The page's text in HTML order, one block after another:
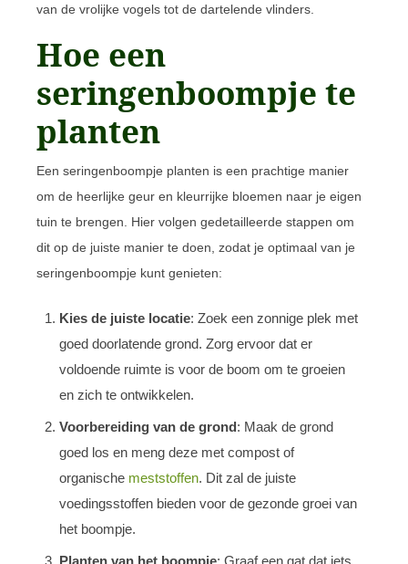
van de vrolijke vogels tot de dartelende vlinders.
Hoe een
seringenboompje te
planten
Een seringenboompje planten is een prachtige manier
om de heerlijke geur en kleurrijke bloemen naar je eigen
tuin te brengen. Hier volgen gedetailleerde stappen om
dit op de juiste manier te doen, zodat je optimaal van je
seringenboompje kunt genieten:
Kies de juiste locatie: Zoek een zonnige plek met
goed doorlatende grond. Zorg ervoor dat er
voldoende ruimte is voor de boom om te groeien
en zich te ontwikkelen.
Voorbereiding van de grond: Maak de grond
goed los en meng deze met compost of
organische meststoffen. Dit zal de juiste
voedingsstoffen bieden voor de gezonde groei van
het boompje.
Planten van het boompje: Graaf een gat dat iets